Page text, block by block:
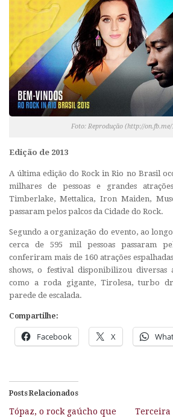
Foto: Reprodução (http://on.fb.me/
Edição de 2013
A última edição do Rock in Rio no Brasil
milhares de pessoas e grandes
Timberlake, Mettalica, Iron Maiden,
passaram pelos palcos da Cidade do Rock.
Segundo a organização do evento, ao
cerca de 595 mil pessoas passaram
conferiram mais de 160 atrações
shows, o festival disponibilizou diversas
como a roda gigante, Tirolesa, turbo
parede de escalada.
Compartilhe:
Facebook X
Posts Relacionados
Tópaz, o rock gaúcho que
Terceira